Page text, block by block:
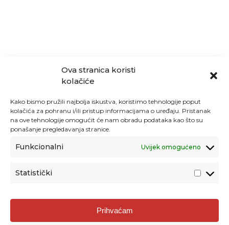
Ova stranica koristi
kolačiće
Kako bismo pružili najbolja iskustva, koristimo tehnologije poput
kolačića za pohranu i/ili pristup informacijama o uređaju. Pristanak
na ove tehnologije omogućit će nam obradu podataka kao što su
ponašanje pregledavanja stranice.
Funkcionalni Uvijek omogućeno
Statistički
Prihvaćam
Agencija za odgoj i obrazovanje
Donje Svetice 38, 10000 Zagreb